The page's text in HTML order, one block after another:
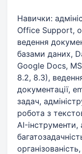
Навички:
Office Support,
ведення
базами даних,
Google Docs,
8.2, 8.3),
документації,
задач,
робота з
AI-інструменти,